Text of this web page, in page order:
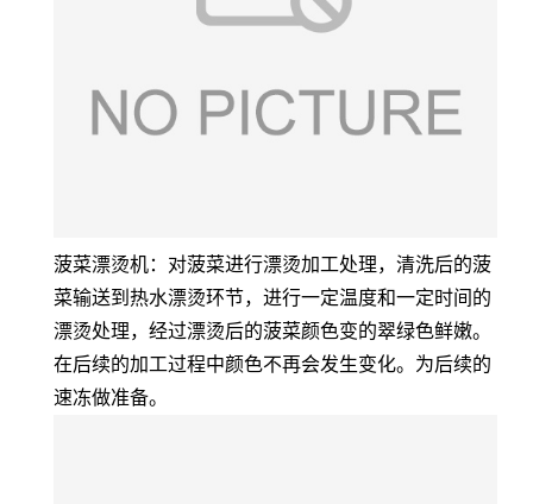
菠菜漂烫机：对菠菜进行漂烫加工处理，清洗后的菠
菜输送到热水漂烫环节，进行一定温度和一定时间的
漂烫处理，经过漂烫后的菠菜颜色变的翠绿色鲜嫩。
在后续的加工过程中颜色不再会发生变化。为后续的
速冻做准备。